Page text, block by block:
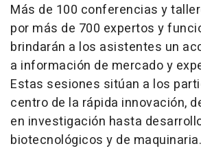
Más de 100 conferencias y
por más de 700 expertos y
brindarán a los asistentes un
a información de mercado y
Estas sesiones sitúan a los
centro de la rápida innovación,
en investigación hasta
biotecnológicos y de maquinaria.